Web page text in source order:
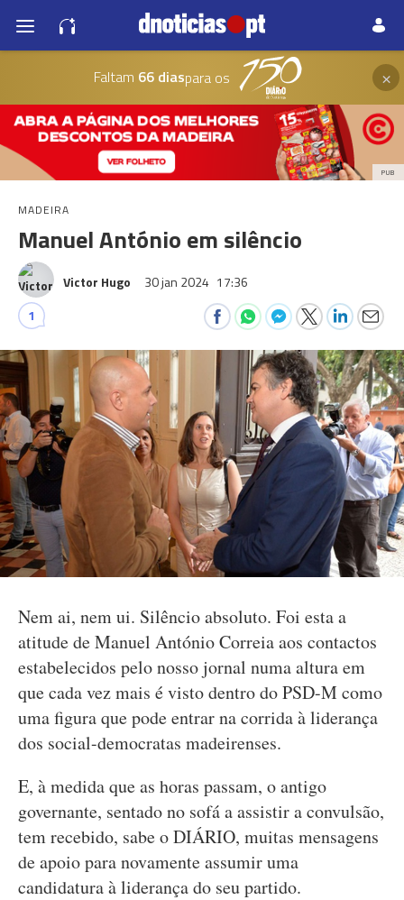
Faltam 66 diaspara os ×
PUB
MADEIRA
Manuel António em silêncio
Victor Hugo 30 jan 2024 17:36
1
Nem ai, nem ui. Silêncio absoluto. Foi esta a
atitude de Manuel António Correia aos contactos
estabelecidos pelo nosso jornal numa altura em
que cada vez mais é visto dentro do PSD-M como
uma figura que pode entrar na corrida à liderança
dos social-democratas madeirenses.
E, à medida que as horas passam, o antigo
governante, sentado no sofá a assistir a convulsão,
tem recebido, sabe o DIÁRIO, muitas mensagens
de apoio para novamente assumir uma
candidatura à liderança do seu partido.